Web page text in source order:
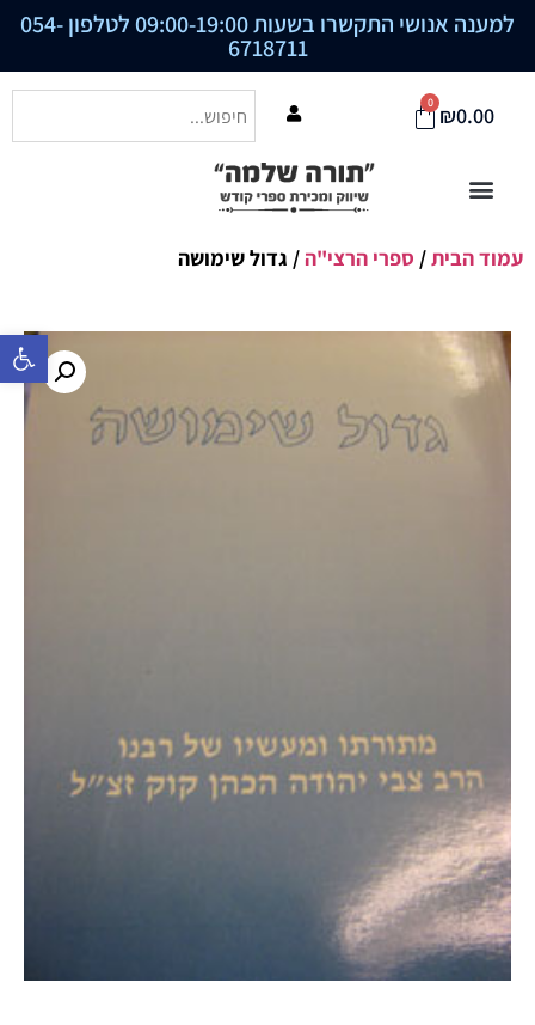
פתח סרגל
למענה אנושי התקשרו בשעות 09:00-19:00 לטלפון 054-
6718711
₪0.00
0
עמוד הבית/ ספרי הרצי"ה/ גדול שימושה